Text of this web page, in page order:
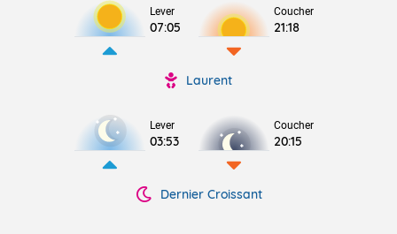
Lever
07:05
Coucher
21:18
Laurent
Lever
03:53
Coucher
20:15
Dernier Croissant